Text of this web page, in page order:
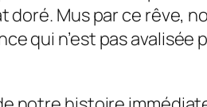
Mus par ce rêve,
qui n’est pas avalisée